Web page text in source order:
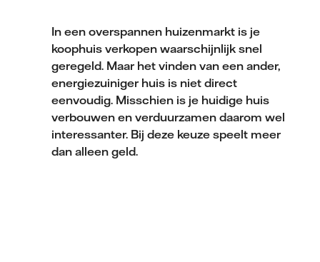
In een overspannen huizenmarkt is je
koophuis verkopen waarschijnlijk snel
geregeld. Maar het vinden van een ander,
energiezuiniger huis is niet direct
eenvoudig. Misschien is je huidige huis
verbouwen en verduurzamen daarom wel
interessanter. Bij deze keuze speelt meer
dan alleen geld.